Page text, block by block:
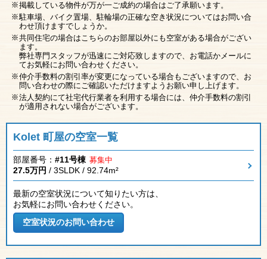
掲載している物件が万が一ご成約の場合はご了承願います。
駐車場、バイク置場、駐輪場の正確な空き状況についてはお問い合
わせ頂けますでしょうか。
共同住宅の場合はこちらのお部屋以外にも空室がある場合がござい
ます。
弊社専門スタッフが迅速にご対応致しますので、お電話かメールに
てお気軽にお問い合わせください。
仲介手数料の割引率が変更になっている場合もございますので、お
問い合わせの際にご確認いただけますようお願い申し上げます。
法人契約にて社宅代行業者を利用する場合には、仲介手数料の割引
が適用されない場合がございます。
Kolet 町屋の空室一覧
部屋番号： #11号棟 募集中
27.5万円 / 3SLDK / 92.74m²
最新の空室状況について知りたい方は、
お気軽にお問い合わせください。